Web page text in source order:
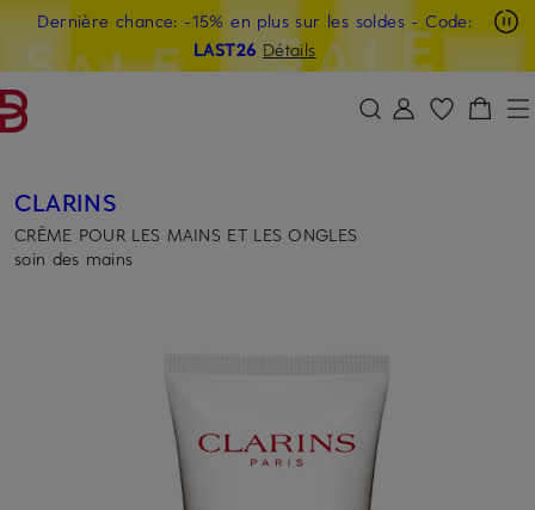
PASSER AU CONTENU PRINCIPAL PASSER AU CHAMP DE
Dernière chance: -15% en plus sur les soldes - Code:
LAST26 Détails
CLARINS
CRÈME POUR LES MAINS ET LES ONGLES
soin des mains